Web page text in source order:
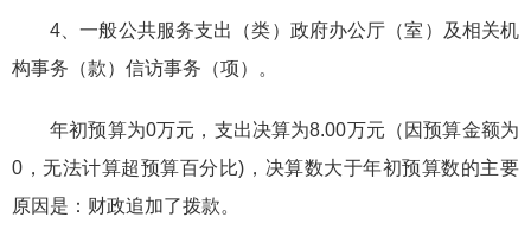
4、一般公共服务支出（类）政府办公厅（室）及相关机
构事务（款）信访事务（项）。
年初预算为0万元，支出决算为8.00万元（因预算金额为
0，无法计算超预算百分比)，决算数大于年初预算数的主要
原因是：财政追加了拨款。